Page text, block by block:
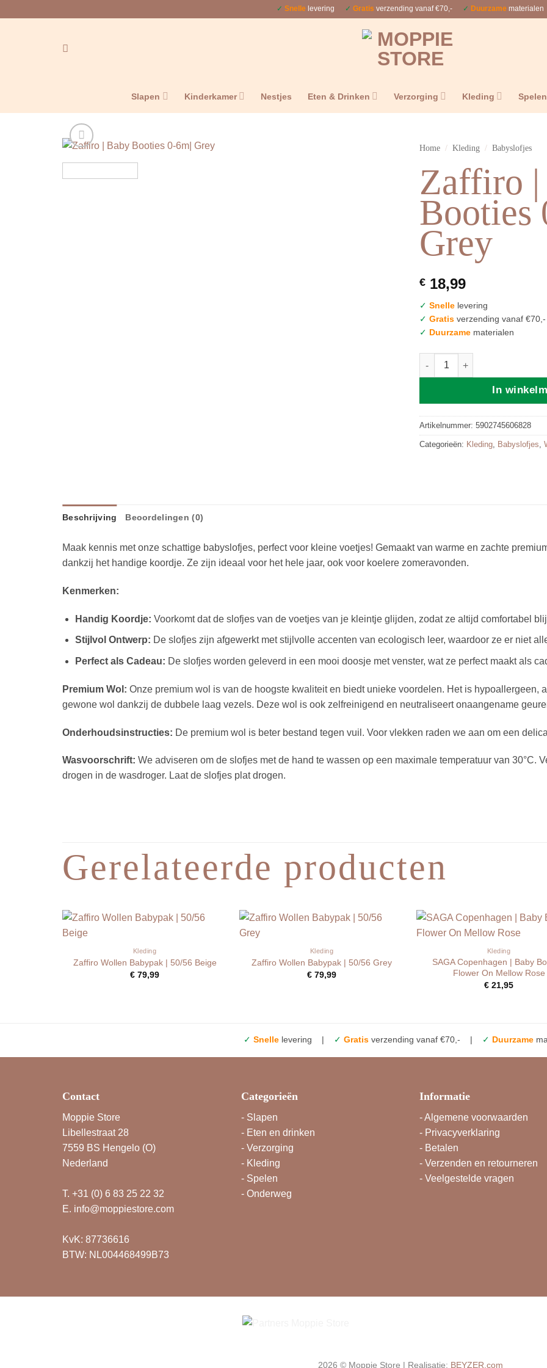
✓ Snelle levering ✓ Gratis verzending vanaf €70,- ✓ Duurzame materialen
Slapen Kinderkamer Nestjes Eten & Drinken Verzorging Kleding Spelen
Home / Kleding / Babyslofjes
Zaffiro
Booties
Grey
€ 18,99
✓ Snelle levering
✓ Gratis verzending vanaf €70,-
✓ Duurzame materialen
Zaffiro | Baby Booties 0-6m|
In
Artikelnummer: 5902745606828
Categorieën: Kleding, Babyslofjes,
Beschrijving Beoordelingen (0)
Maak kennis met onze schattige babyslofjes, perfect voor kleine voetjes! Gemaakt van warme en zachte
dankzij het handige koordje. Ze zijn ideaal voor het hele jaar, ook voor koelere zomeravonden.
Kenmerken:
Handig Koordje: Voorkomt dat de slofjes van de voetjes van je kleintje glijden, zodat ze altijd comfortabel
Stijlvol Ontwerp: De slofjes zijn afgewerkt met stijlvolle accenten van ecologisch leer, waardoor ze er niet
Perfect als Cadeau: De slofjes worden geleverd in een mooi doosje met venster, wat ze perfect maakt als
Premium Wol: Onze premium wol is van de hoogste kwaliteit en biedt unieke voordelen. Het is hypoallergeen,
gewone wol dankzij de dubbele laag vezels. Deze wol is ook zelfreinigend en neutraliseert onaangename
Onderhoudsinstructies: De premium wol is beter bestand tegen vuil. Voor vlekken raden we aan om een
Wasvoorschrift: We adviseren om de slofjes met de hand te wassen op een maximale temperatuur van 30°C.
drogen in de wasdroger. Laat de slofjes plat drogen.
Gerelateerde producten
Kleding
Zaffiro Wollen Babypak | 50/56 Beige
€ 79,99
Kleding
Zaffiro Wollen Babypak | 50/56 Grey
€ 79,99
Kleding
SAGA Copenhagen | Baby
Flower On Mellow Rose
€ 21,95
✓ Snelle levering | ✓ Gratis verzending vanaf €70,- | ✓ Duurzame
Contact
Moppie Store
Libellestraat 28
7559 BS Hengelo (O)
Nederland
T. +31 (0) 6 83 25 22 32
E. info@moppiestore.com
KvK: 87736616
BTW: NL004468499B73
Categorieën
- Slapen
- Eten en drinken
- Verzorging
- Kleding
- Spelen
- Onderweg
Informatie
-Algemene voorwaarden
- Privacyverklaring
- Betalen
- Verzenden en retourneren
- Veelgestelde vragen
2026 © Moppie Store | Realisatie: BEYZER.com